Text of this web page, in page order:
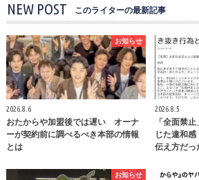
NEW POST このライターの最新記事
お知らせ
2026.8.6
おたからや加盟後では遅い オーナ
ーが契約前に調べるべき本部の情報
とは
2026.8.5
「全面禁
じた違和
伝え方だ
お知らせ